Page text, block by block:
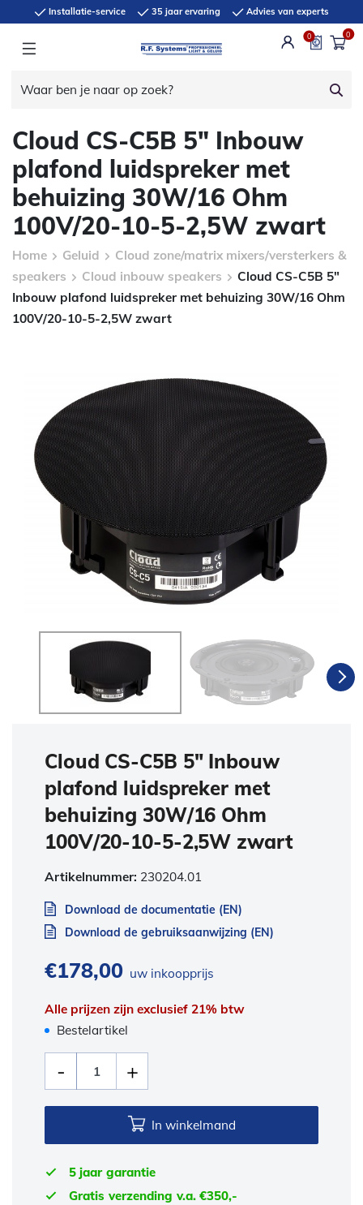
Installatie-service 35 jaar ervaring Advies van experts
0 0
Cloud CS-C5B 5″ Inbouw
plafond luidspreker met
behuizing 30W/16 Ohm
100V/20-10-5-2,5W zwart
Home Geluid
Cloud zone/matrix mixers/versterkers &
speakers
Cloud inbouw speakers
Cloud CS-C5B 5″
Inbouw plafond luidspreker met behuizing 30W/16 Ohm
100V/20-10-5-2,5W zwart
Cloud CS-C5B 5″ Inbouw
plafond luidspreker met
behuizing 30W/16 Ohm
100V/20-10-5-2,5W zwart
Artikelnummer: 230204.01
Download de documentatie (EN)
Download de gebruiksaanwijzing (EN)
€178,00 uw inkoopprijs
Alle prijzen zijn exclusief 21% btw
Bestelartikel
In winkelmand
5 jaar garantie
Gratis verzending v.a. €350,-